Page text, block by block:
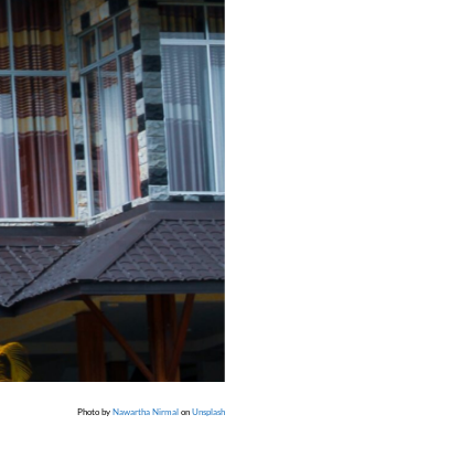
Photo by Nawartha Nirmal on Unsplash